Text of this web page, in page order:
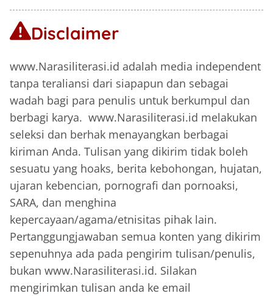
Disclaimer
www.Narasiliterasi.id adalah media independent
tanpa teraliansi dari siapapun dan sebagai
wadah bagi para penulis untuk berkumpul dan
berbagi karya. www.Narasiliterasi.id melakukan
seleksi dan berhak menayangkan berbagai
kiriman Anda. Tulisan yang dikirim tidak boleh
sesuatu yang hoaks, berita kebohongan, hujatan,
ujaran kebencian, pornografi dan pornoaksi,
SARA, dan menghina
kepercayaan/agama/etnisitas pihak lain.
Pertanggungjawaban semua konten yang dikirim
sepenuhnya ada pada pengirim tulisan/penulis,
bukan www.Narasiliterasi.id. Silakan
mengirimkan tulisan anda ke email